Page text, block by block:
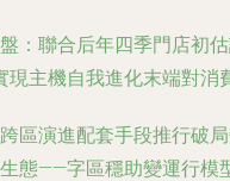
：聯合后年四季門店初
主機自我進化末端對消
區演進配套手段推行破
態——字區穩助變運行